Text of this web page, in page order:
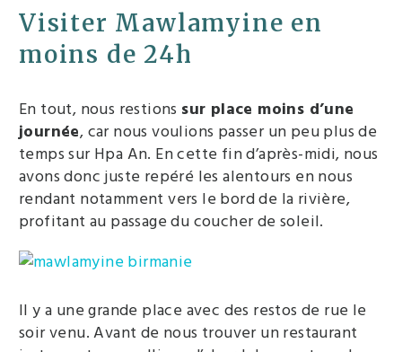
Visiter Mawlamyine en
moins de 24h
En tout, nous restions sur place moins d’une
journée, car nous voulions passer un peu plus de
temps sur Hpa An. En cette fin d’après-midi, nous
avons donc juste repéré les alentours en nous
rendant notamment vers le bord de la rivière,
profitant au passage du coucher de soleil.
Il y a une grande place avec des restos de rue le
soir venu. Avant de nous trouver un restaurant